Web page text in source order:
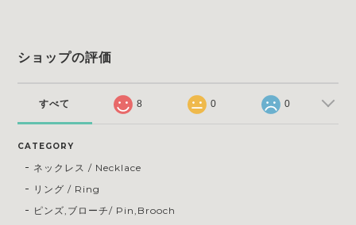
ショップの評価
すべて 8 0 0
CATEGORY
ネックレス / Necklace
リング / Ring
ピンズ,ブローチ/ Pin,Brooch